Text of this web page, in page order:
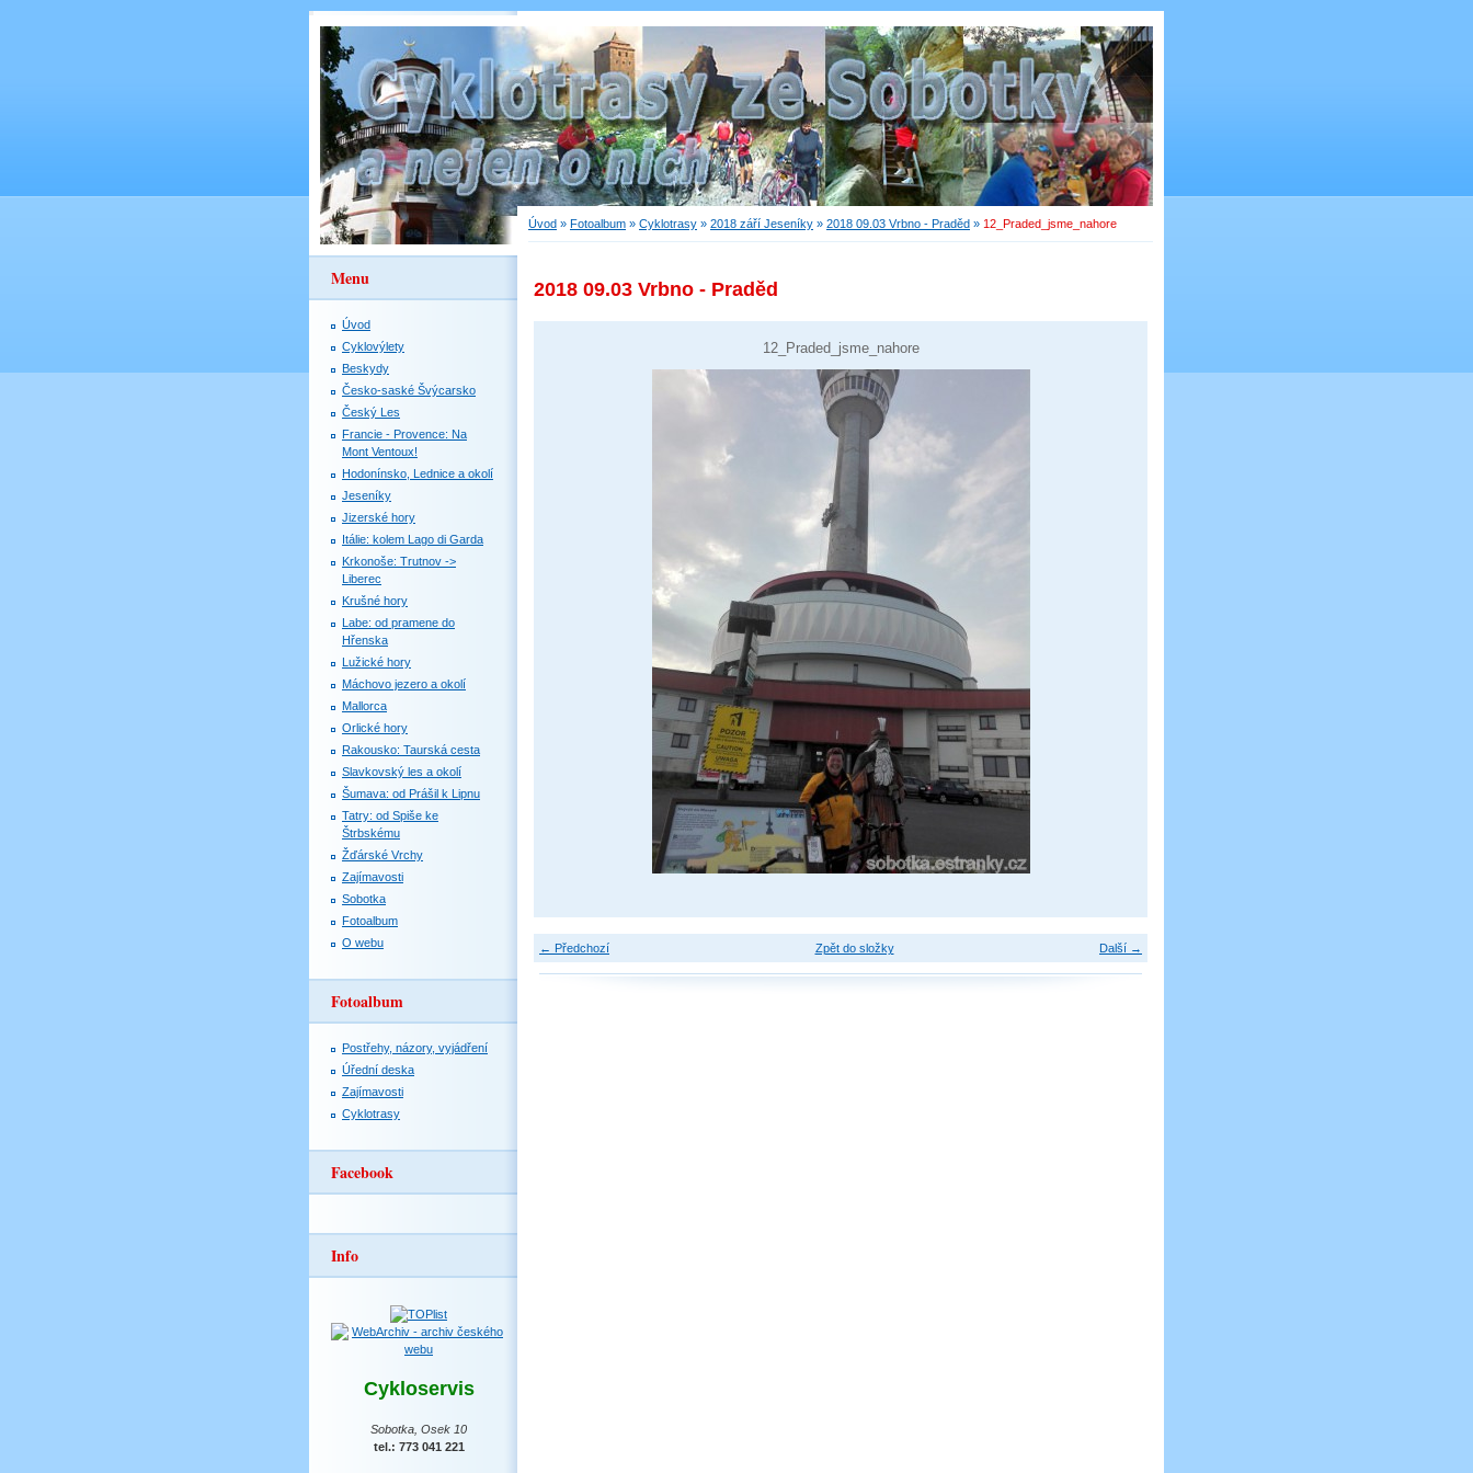
Úvod » Fotoalbum » Cyklotrasy » 2018 září Jeseníky » 2018 09.03 Vrbno - Praděd » 12_Praded_jsme_nahore
2018 09.03 Vrbno - Praděd
12_Praded_jsme_nahore
← Předchozí Další →
Zpět do složky
Menu
Úvod
Cyklovýlety
Beskydy
Česko-saské Švýcarsko
Český Les
Francie - Provence: Na
Mont Ventoux!
Hodonínsko, Lednice a okolí
Jeseníky
Jizerské hory
Itálie: kolem Lago di Garda
Krkonoše: Trutnov ->
Liberec
Krušné hory
Labe: od pramene do
Hřenska
Lužické hory
Máchovo jezero a okolí
Mallorca
Orlické hory
Rakousko: Taurská cesta
Slavkovský les a okolí
Šumava: od Prášil k Lipnu
Tatry: od Spiše ke
Štrbskému
Žďárské Vrchy
Zajímavosti
Sobotka
Fotoalbum
O webu
Fotoalbum
Postřehy, názory, vyjádření
Úřední deska
Zajímavosti
Cyklotrasy
Facebook
Info
Cykloservis
Sobotka, Osek 10
tel.: 773 041 221